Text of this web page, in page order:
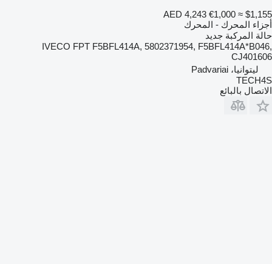
AED 4,243 €1,000 ≈ $1,155
أجزاء المحرك - المحرك
حالة المركبة جديد
IVECO FPT F5BFL414A, 5802371954, F5BFL414A*B046,
CJ401606
ليتوانيا، Padvariai
TECH4S
الاتصال بالبائع